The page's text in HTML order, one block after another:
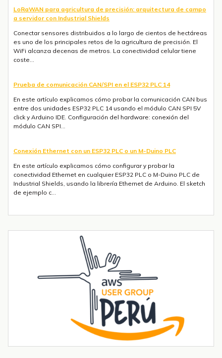
LoRaWAN para agricultura de precisión: arquitectura de campo
a servidor con Industrial Shields
Conectar sensores distribuidos a lo largo de cientos de hectáreas
es uno de los principales retos de la agricultura de precisión. El
WiFi alcanza decenas de metros. La conectividad celular tiene
coste...
Prueba de comunicación CAN/SPI en el ESP32 PLC 14
En este artículo explicamos cómo probar la comunicación CAN bus
entre dos unidades ESP32 PLC 14 usando el módulo CAN SPI 5V
click y Arduino IDE. Configuración del hardware: conexión del
módulo CAN SPI...
Conexión Ethernet con un ESP32 PLC o un M-Duino PLC
En este artículo explicamos cómo configurar y probar la
conectividad Ethernet en cualquier ESP32 PLC o M-Duino PLC de
Industrial Shields, usando la librería Ethernet de Arduino. El sketch
de ejemplo c...
Envío de mensajes SMS o Telegram con un ESP32 PLC 14 con 4G
Introducción La integración de la comunicación 4G en PLCs
basados en ESP32 abre un sinfín de posibilidades para el IoT y la
automatización industrial. En una entrada anterior del blog,​ "Cómo
Tendencias transformadoras en robótica industrial para 2026 y
La robótica industrial ya no crece de forma constante — está
acelerando. Las instalaciones globales de robots industriales
superaron las 590.000 unidades en 2023 y se proyecta que